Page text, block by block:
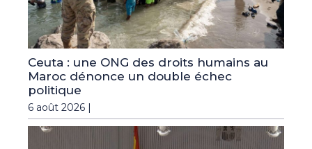
Ceuta : une ONG des droits humains au
Maroc dénonce un double échec
politique
6 août 2026 |